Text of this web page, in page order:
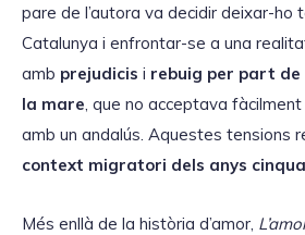
o
pare de l’autora va decidir deixar-ho
Catalunya i enfrontar-se a una
amb prejudicis i rebuig per part de
la mare, que no acceptava
amb un andalús. Aquestes tensions
context migratori dels anys
Més enllà de la història d’amor,